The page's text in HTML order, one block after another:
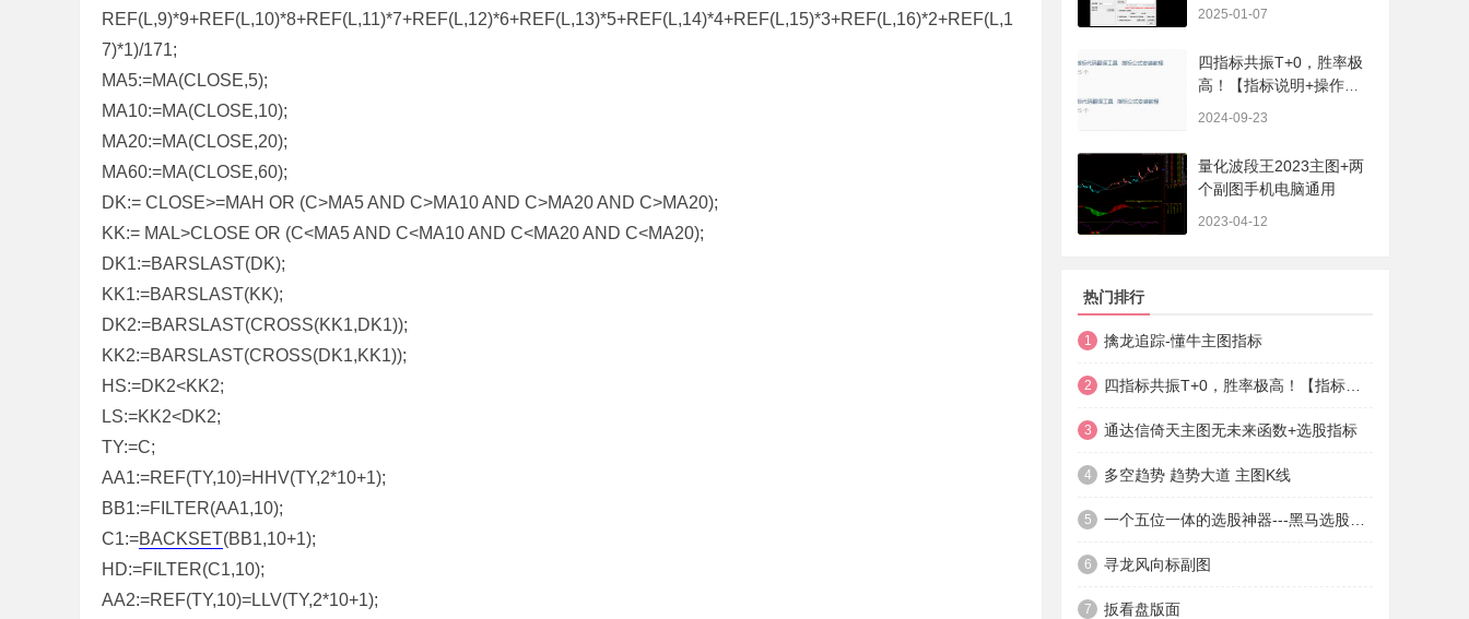
REF(L,9)*9+REF(L,10)*8+REF(L,11)*7+REF(L,12)*6+REF(L,13)*5+REF(L,14)*4+REF(L,15)*3+REF(L,16)*2+REF(L,1
7)*1)/171;
MA5:=MA(CLOSE,5);
MA10:=MA(CLOSE,10);
MA20:=MA(CLOSE,20);
MA60:=MA(CLOSE,60);
DK:= CLOSE>=MAH OR (C>MA5 AND C>MA10 AND C>MA20 AND C>MA20);
KK:= MAL>CLOSE OR (C<MA5 AND C<MA10 AND C<MA20 AND C<MA20);
DK1:=BARSLAST(DK);
KK1:=BARSLAST(KK);
DK2:=BARSLAST(CROSS(KK1,DK1));
KK2:=BARSLAST(CROSS(DK1,KK1));
HS:=DK2<KK2;
LS:=KK2<DK2;
TY:=C;
AA1:=REF(TY,10)=HHV(TY,2*10+1);
BB1:=FILTER(AA1,10);
C1:=BACKSET(BB1,10+1);
HD:=FILTER(C1,10);
AA2:=REF(TY,10)=LLV(TY,2*10+1);
2025-01-07
四指标共振T+0，胜率极
高！【指标说明+操作方
2024-09-23
量化波段王2023主图+两
个副图手机电脑通用
2023-04-12
热门排行
1 擒龙追踪-懂牛主图指标
2
3 通达信倚天主图无未来函数+选股指标
4 多空趋势 趋势大道 主图K线
5
6 寻龙风向标副图
7 扳看盘版面